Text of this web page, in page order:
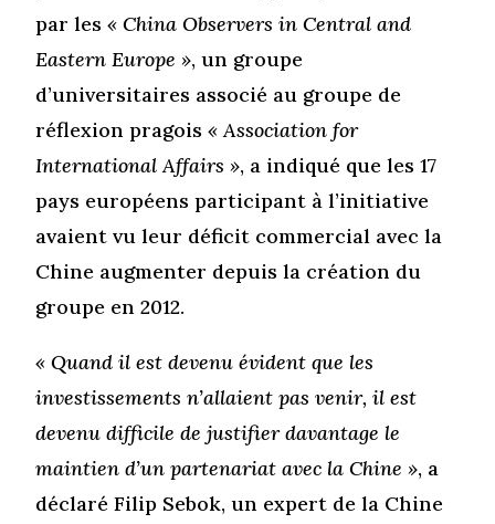
par les« China Observers in Central and
Eastern Europe », un groupe
d’universitaires associé au groupe de
réflexion pragois« Association for
International Affairs », a indiqué que les 17
pays européens participant à l’initiative
avaient vu leur déficit commercial avec la
Chine augmenter depuis la création du
groupe en 2012.
« Quand il est devenu évident que les
investissements n’allaient pas venir, il est
devenu difficile de justifier davantage le
maintien d’un partenariat avec la Chine », a
déclaré Filip Sebok, un expert de la Chine